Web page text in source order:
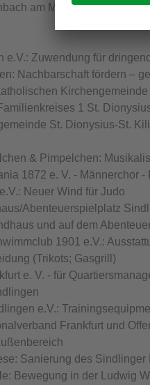
am Main e.V.: Mein
e.V.: Zuwendung für
Nachbarschaft fördern –
1 St.
St. Dionysius-St.
& Pimpelchen:
1872 e. V. - Männerchor
Neuer Wind für Judo
Abenteuerspielplatz
und auf dem
1901 e.V.:
(Trikots; Gasgrill)
e. V. - für
e.V.:
Frankfurt und
Sanierung des
Bewegung in der Ludwig